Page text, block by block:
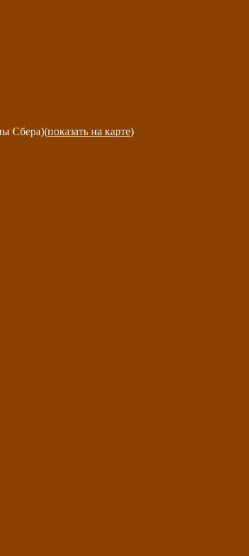
Сбера)(показать на карте)